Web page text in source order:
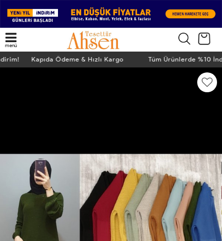
menü
Kapıda Ödeme & Hızlı Kargo Tüm Ürünlerde %10